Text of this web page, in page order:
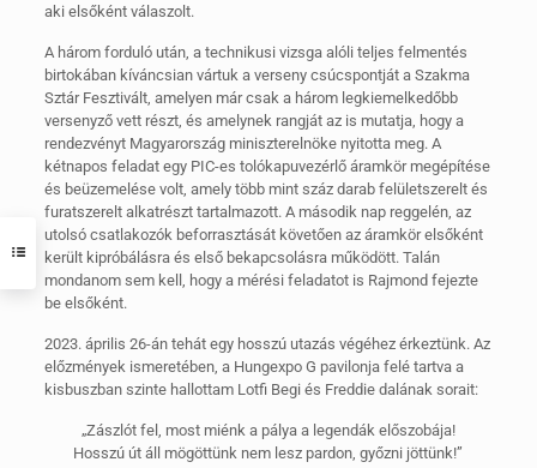
aki elsőként válaszolt.
A három forduló után, a technikusi vizsga alóli teljes felmentés
birtokában kíváncsian vártuk a verseny csúcspontját a Szakma
Sztár Fesztivált, amelyen már csak a három legkiemelkedőbb
versenyző vett részt, és amelynek rangját az is mutatja, hogy a
rendezvényt Magyarország miniszterelnöke nyitotta meg. A
kétnapos feladat egy PIC-es tolókapuvezérlő áramkör megépítése
és beüzemelése volt, amely több mint száz darab felületszerelt és
furatszerelt alkatrészt tartalmazott. A második nap reggelén, az
utolsó csatlakozók beforrasztását követően az áramkör elsőként
került kipróbálásra és első bekapcsolásra működött. Talán
mondanom sem kell, hogy a mérési feladatot is Rajmond fejezte
be elsőként.
2023. április 26-án tehát egy hosszú utazás végéhez érkeztünk. Az
előzmények ismeretében, a Hungexpo G pavilonja felé tartva a
kisbuszban szinte hallottam Lotfi Begi és Freddie dalának sorait:
„Zászlót fel, most miénk a pálya a legendák előszobája!
Hosszú út áll mögöttünk nem lesz pardon, győzni jöttünk!”